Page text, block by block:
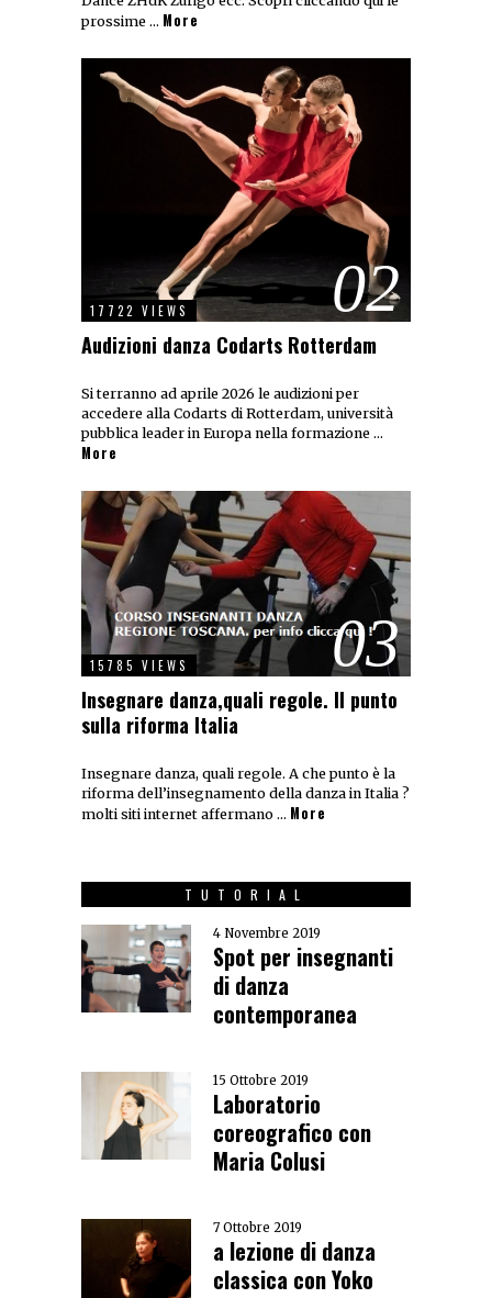
prossime … More
02
17722 VIEWS
Audizioni danza Codarts Rotterdam
Si terranno ad aprile 2026 le audizioni per
accedere alla Codarts di Rotterdam, università
pubblica leader in Europa nella formazione …
More
03
15785 VIEWS
Insegnare danza,quali regole. Il punto
sulla riforma Italia
Insegnare danza, quali regole. A che punto è la
riforma dell’insegnamento della danza in Italia ?
molti siti internet affermano … More
TUTORIAL
4 Novembre 2019
Spot per insegnanti
di danza
contemporanea
15 Ottobre 2019
Laboratorio
coreografico con
Maria Colusi
7 Ottobre 2019
a lezione di danza
classica con Yoko